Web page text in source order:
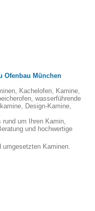
Ofenbau München
Kachelofen, Kamine,
wasserführende
Design-Kamine,
rund um Ihren Kamin,
und hochwertige
umgesetzten Kaminen.